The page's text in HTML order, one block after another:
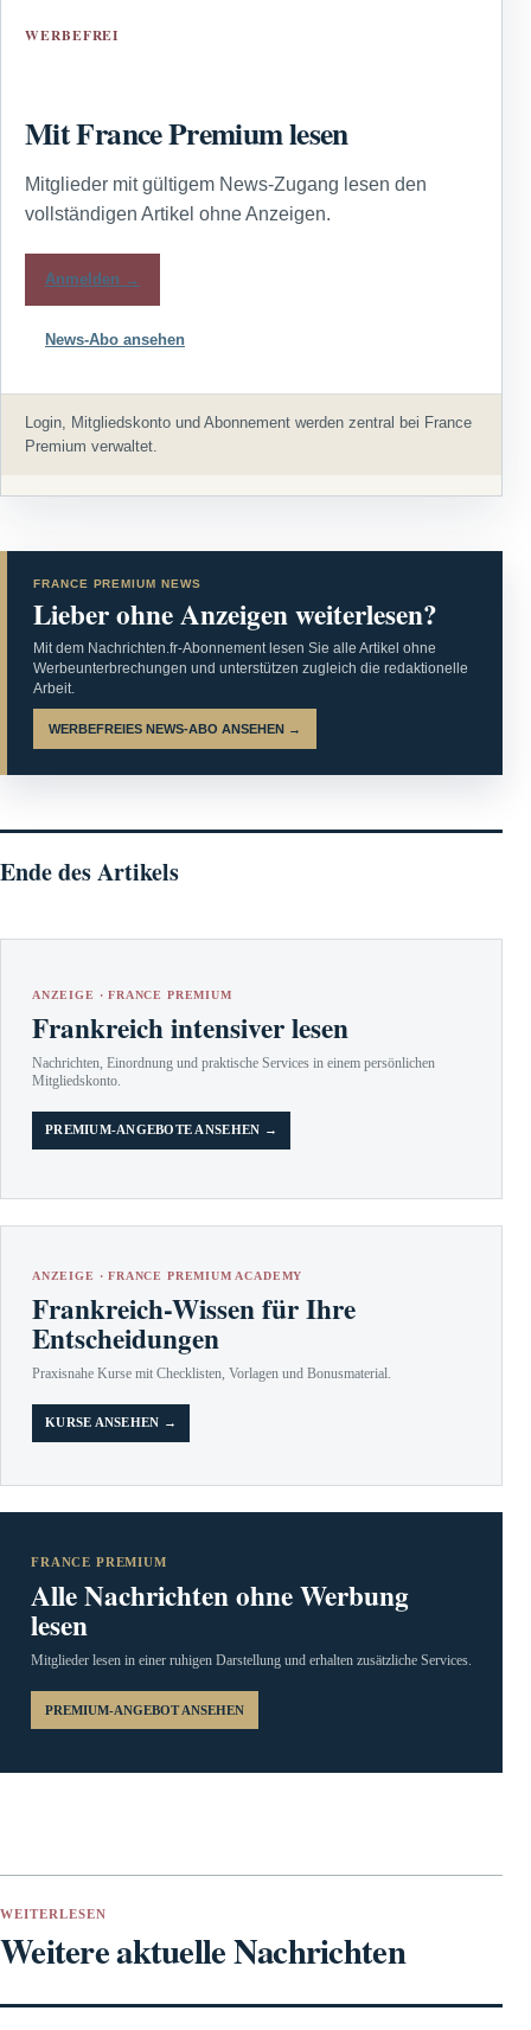
WERBEFREI
Mit France Premium lesen
Mitglieder mit gültigem News-Zugang lesen den
vollständigen Artikel ohne Anzeigen.
Anmelden →
News-Abo ansehen
Login, Mitgliedskonto und Abonnement werden zentral bei France
Premium verwaltet.
FRANCE PREMIUM NEWS
Lieber ohne Anzeigen weiterlesen?
Mit dem Nachrichten.fr-Abonnement lesen Sie alle Artikel ohne
Werbeunterbrechungen und unterstützen zugleich die redaktionelle
Arbeit.
WERBEFREIES NEWS-ABO ANSEHEN →
Ende des Artikels
ANZEIGE · FRANCE PREMIUM
Frankreich intensiver lesen
Nachrichten, Einordnung und praktische Services in einem persönlichen
Mitgliedskonto.
PREMIUM-ANGEBOTE ANSEHEN →
ANZEIGE · FRANCE PREMIUM ACADEMY
Frankreich-Wissen für Ihre
Entscheidungen
Praxisnahe Kurse mit Checklisten, Vorlagen und Bonusmaterial.
KURSE ANSEHEN →
FRANCE PREMIUM
Alle Nachrichten ohne Werbung
lesen
Mitglieder lesen in einer ruhigen Darstellung und erhalten zusätzliche Services.
PREMIUM-ANGEBOT ANSEHEN
WEITERLESEN
Weitere aktuelle Nachrichten